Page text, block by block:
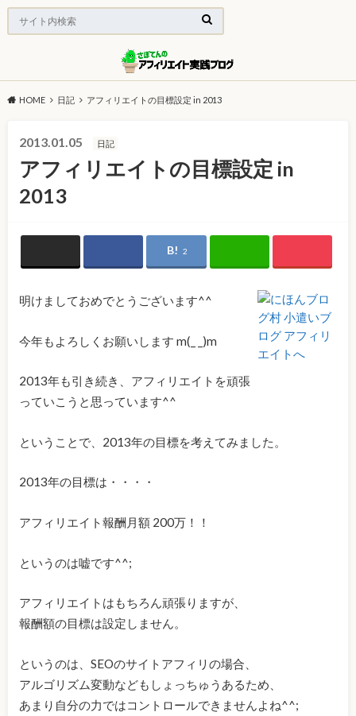
HOME 日記 アフィリエイトの目標設定 in 2013
2013.01.05 日記
アフィリエイトの目標設定 in
2013
2
明けましておめでとうございます^^
今年もよろしくお願いします m(_ _)m
2013年も引き続き、アフィリエイトを頑張
っていこうと思っています^^
ということで、2013年の目標を考えてみました。
2013年の目標は・・・・
アフィリエイト報酬月額 200万！！
というのは嘘です^^;
アフィリエイトはもちろん頑張りますが、
報酬額の目標は設定しません。
というのは、SEOのサイトアフィリの場合、
アルゴリズム変動などもしょっちゅうあるため、
あまり自分の力ではコントロールできませんよね^^;